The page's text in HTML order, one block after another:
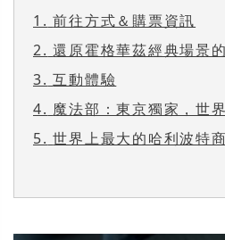
1. 前往方式＆購票資訊
2. 還原霍格華茲經典場景
3. 互動體驗
4. 魔法部：東京獨家，世
5. 世界上最大的哈利波特